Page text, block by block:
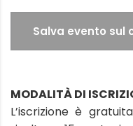
Salva evento sul
MODALITÀ DI
L’iscrizione è